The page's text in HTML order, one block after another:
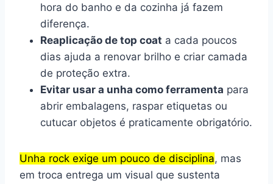
hora do banho e da cozinha já fazem
diferença.
Reaplicação de top coat a cada poucos
dias ajuda a renovar brilho e criar camada
de proteção extra.
Evitar usar a unha como ferramenta para
abrir embalagens, raspar etiquetas ou
cutucar objetos é praticamente obrigatório.
Unha rock exige um pouco de disciplina, mas
em troca entrega um visual que sustenta